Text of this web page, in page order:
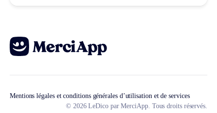
Mentions légales et conditions générales d’utilisation et de services
© 2026 LeDico par MerciApp. Tous droits réservés.